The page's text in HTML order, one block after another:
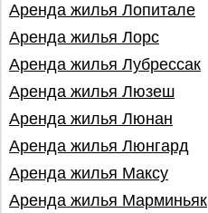
Аренда жилья Лопитале
Аренда жилья Лорс
Аренда жилья Лубрессак
Аренда жилья Люзеш
Аренда жилья Люнан
Аренда жилья Люнгард
Аренда жилья Максу
Аренда жилья Марминьяк